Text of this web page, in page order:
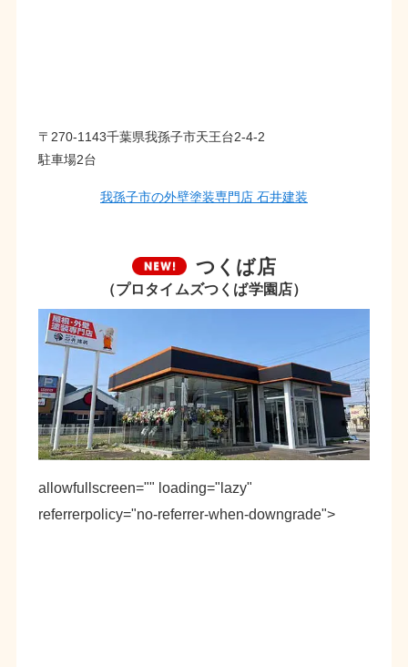
〒270-1143千葉県我孫子市天王台2-4-2
駐車場2台
我孫子市の外壁塗装専門店 石井建装
つくば店
（プロタイムズつくば学園店）
allowfullscreen="" loading="lazy"
referrerpolicy="no-referrer-when-downgrade">